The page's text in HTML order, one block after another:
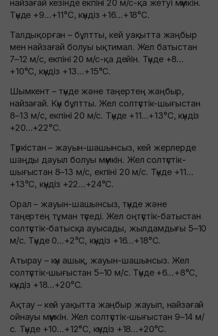
найзағай кезінде екпіні 20 м/с-қа жетуі мүмкін.
Түнде +9…+11°C, күндіз +16…+18°C.
Талдықорған – бұлтты, кей уақытта жаңбыр
мен найзағай болуы ықтимал. Жел батыстан
7–12 м/с, екпіні 20 м/с-қа дейін. Түнде +8…
+10°C, күндіз +13…+15°C.
Шымкент – түнде және таңертең жаңбыр,
найзағай. Күн бұлтты. Жел солтүстік-шығыстан
8–13 м/с, екпіні 20 м/с. Түнде +11…+13°C, күндіз
+20…+22°C.
Түркістан – жауын-шашынсыз, кей жерлерде
шаңды дауыл болуы мүмкін. Жел солтүстік-
шығыстан 8–13 м/с, екпіні 20 м/с. Түнде +11…
+13°C, күндіз +22…+24°C.
Орал – жауын-шашынсыз, түнде және
таңертең тұман түседі. Жел оңтүстік-батыстан
солтүстік-батысқа ауысады, жылдамдығы 5–10
м/с. Түнде 0…+2°C, күндіз +16…+18°C.
Атырау – күн ашық, жауын-шашынсыз. Жел
солтүстік-шығыстан 5–10 м/с. Түнде +6…+8°C,
күндіз +18…+20°C.
Ақтау – кей уақытта жаңбыр жауып, найзағай
ойнауы мүмкін. Жел солтүстік-шығыстан 9–14 м/
с. Түнде +10…+12°C, күндіз +18…+20°C.